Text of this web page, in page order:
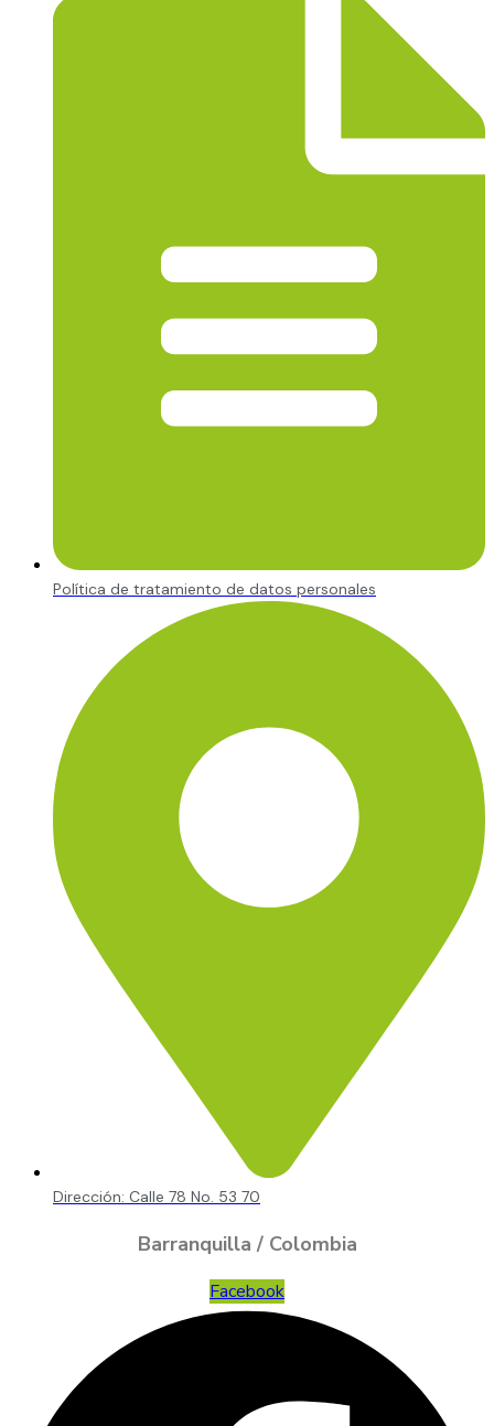
Política de tratamiento de datos personales
Dirección: Calle 78 No. 53 70
Barranquilla / Colombia
Facebook